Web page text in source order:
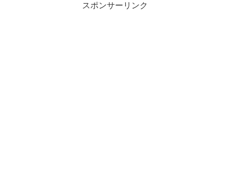
スポンサーリンク